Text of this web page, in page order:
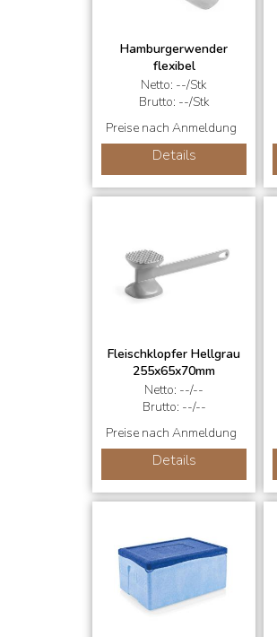
Hamburgerwender
flexibel
Netto: --/Stk
Brutto: --/Stk
Preise nach Anmeldung
Details
Fleischklopfer Hellgrau
255x65x70mm
Netto: --/--
Brutto: --/--
Preise nach Anmeldung
Details